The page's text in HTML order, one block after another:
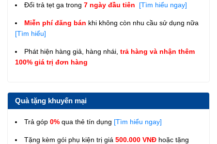
Đổi trả tẹt ga trong 7 ngày đầu tiên [Tìm hiểu ngay]
Miễn phí đăng bán khi không còn nhu cầu sử dụng nữa
[Tìm hiểu]
Phát hiện hàng giả, hàng nhái, trả hàng và nhận thêm
100% giá trị đơn hàng
Quà tặng khuyến mại
Trả góp 0% qua thẻ tín dụng [Tìm hiểu ngay]
Tặng kèm gói phụ kiện trị giá 500.000 VNĐ hoặc tặng